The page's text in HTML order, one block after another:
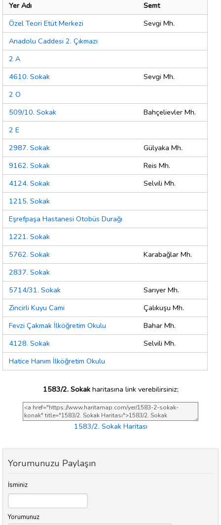
Yer Adı
Semt
Özel Teori Etüt Merkezi
Sevgi Mh.
Anadolu Caddesi 2. Çıkmazı
2 A
4610. Sokak
Sevgi Mh.
2 O
509/10. Sokak
Bahçelievler Mh.
2 E
2987. Sokak
Gülyaka Mh.
9162. Sokak
Reis Mh.
4124. Sokak
Selvili Mh.
1215. Sokak
Eşrefpaşa Hastanesi Otobüs Durağı
1221. Sokak
5762. Sokak
Karabağlar Mh.
2837. Sokak
5714/31. Sokak
Sarıyer Mh.
Zincirli Kuyu Cami
Çalıkuşu Mh.
Fevzi Çakmak İlköğretim Okulu
Bahar Mh.
4128. Sokak
Selvili Mh.
Hatice Hanım İlköğretim Okulu
1583/2. Sokakharitasına link verebilirsiniz;
1583/2. Sokak Haritası
Yorumunuzu Paylaşın
İsminiz
Yorumunuz